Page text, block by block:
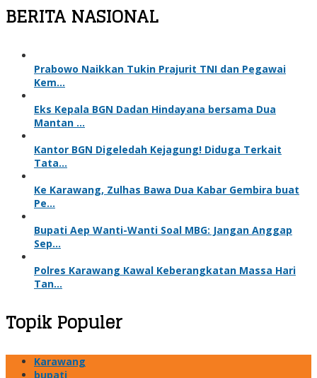
BERITA NASIONAL
Prabowo Naikkan Tukin Prajurit TNI dan Pegawai
Kem…
Eks Kepala BGN Dadan Hindayana bersama Dua
Mantan …
Kantor BGN Digeledah Kejagung! Diduga Terkait
Tata…
Ke Karawang, Zulhas Bawa Dua Kabar Gembira buat
Pe…
Bupati Aep Wanti-Wanti Soal MBG: Jangan Anggap
Sep…
Polres Karawang Kawal Keberangkatan Massa Hari
Tan…
Topik Populer
Karawang
bupati